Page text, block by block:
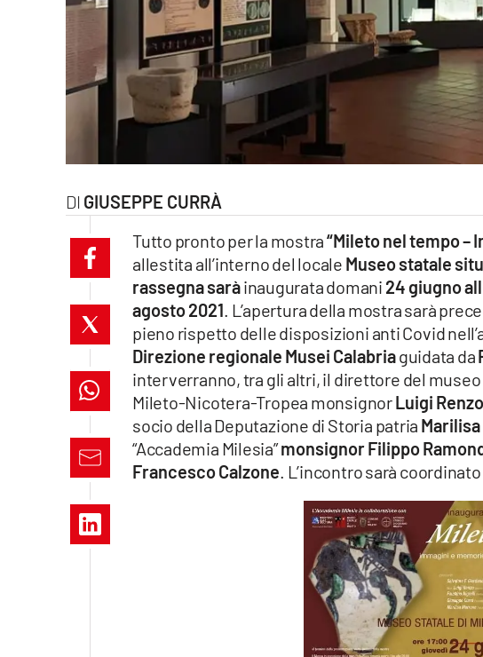
ilvibonese.it
catanzarochannel.it
lacapitalenews.it
GIUSEPPE CURRÀ
Tutto pronto per la mostra“Mileto nel tempo –
allestita all’interno del locale Museo statale
rassegna saràinaugurata domani 24 giugno
agosto 2021. L’apertura della mostra sarà
pieno rispetto delle disposizioni anti Covid
Direzione regionale Musei Calabriaguidata da
interverranno, tra gli altri, il direttore del museo
Mileto-Nicotera-Tropea monsignorLuigi Renzo
socio della Deputazione di Storia patria
“Accademia Milesia”monsignor Filippo
Francesco Calzone. L’incontro sarà